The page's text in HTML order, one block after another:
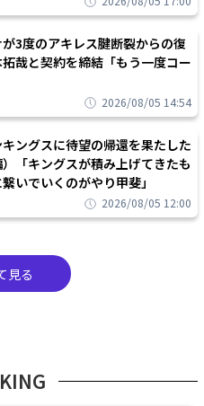
3度のアキレス腱断裂からの復
哉と契約を締結「もう一度コー
2026/08/05 14:54
ングスに待望の帰還を果たした
「キングスが積み上げてきたも
いでいくのがやり甲斐」
2026/08/05 12:00
見る